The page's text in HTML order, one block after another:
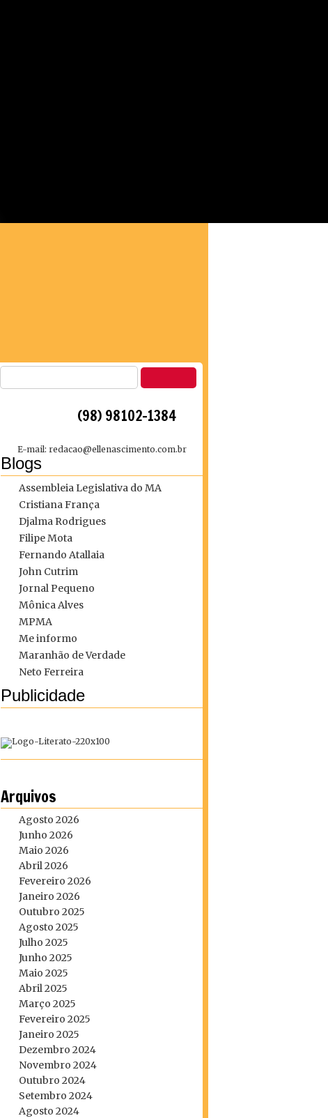
(98) 98102-1384
E-mail: redacao@ellenascimento.com.br
Blogs
Assembleia Legislativa do MA
Cristiana França
Djalma Rodrigues
Filipe Mota
Fernando Atallaia
John Cutrim
Jornal Pequeno
Mônica Alves
MPMA
Me informo
Maranhão de Verdade
Neto Ferreira
Publicidade
Arquivos
Agosto 2026
Junho 2026
Maio 2026
Abril 2026
Fevereiro 2026
Janeiro 2026
Outubro 2025
Agosto 2025
Julho 2025
Junho 2025
Maio 2025
Abril 2025
Março 2025
Fevereiro 2025
Janeiro 2025
Dezembro 2024
Novembro 2024
Outubro 2024
Setembro 2024
Agosto 2024